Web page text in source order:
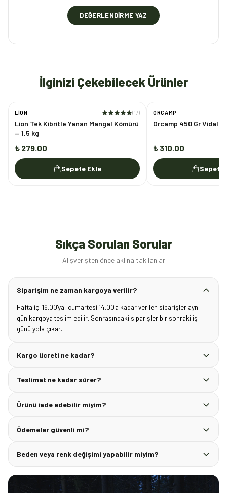
DEĞERLENDIRME YAZ
İlginizi Çekebilecek Ürünler
LION (17)
Lion Tek Kibritle Yanan Mangal Kömürü
— 1,5 kg
₺ 279.00
Sepete Ekle
ORCAMP
Orcamp 450 Gr Vidalı
₺ 310.00
Sepete
Sıkça Sorulan Sorular
Alışverişten önce aklına takılanlar
Siparişim ne zaman kargoya verilir?
Hafta içi 16.00'ya, cumartesi 14.00'a kadar verilen siparişler aynı
gün kargoya teslim edilir. Sonrasındaki siparişler bir sonraki iş
günü yola çıkar.
Kargo ücreti ne kadar?
Teslimat ne kadar sürer?
Ürünü iade edebilir miyim?
Ödemeler güvenli mi?
Beden veya renk değişimi yapabilir miyim?